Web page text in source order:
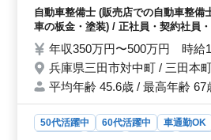
・部品の交換・取り
シューティング時の
・オーディオ・ナビ
考》 ・社会保険完
可能 ・週休二日制
わせください！ 皆
ります！
自動車整備士 (販売店での自動車整備
車の板金・塗装) / 正社員・契約社員
年収350万円〜500万円 時給
兵庫県三田市対中町 / 三田本
平均年齢 45.6歳 / 最高年齢 67
50代活躍中 60代活躍中 車通勤OK